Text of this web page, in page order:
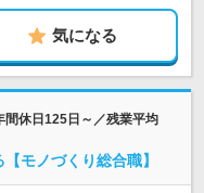
気になる
間休日125日～／残業平均
モノづくり総合職】